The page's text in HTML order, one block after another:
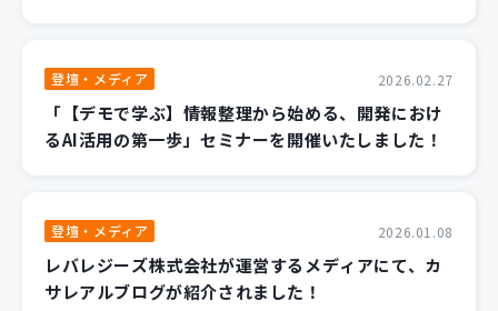
登壇・メディア 2026.02.27
「【デモで学ぶ】情報整理から始める、開発におけ
るAI活用の第一歩」セミナーを開催いたしました！
登壇・メディア 2026.01.08
レバレジーズ株式会社が運営するメディアにて、カ
サレアルブログが紹介されました！